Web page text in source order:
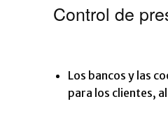
Control de
Los bancos y las
para los clientes,